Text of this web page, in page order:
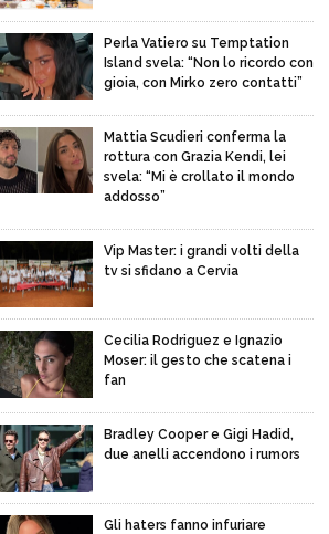
Perla Vatiero su Temptation
Island svela: “Non lo ricordo con
gioia, con Mirko zero contatti”
Mattia Scudieri conferma la
rottura con Grazia Kendi, lei
svela: “Mi è crollato il mondo
addosso”
Vip Master: i grandi volti della
tv si sfidano a Cervia
Cecilia Rodriguez e Ignazio
Moser: il gesto che scatena i
fan
Bradley Cooper e Gigi Hadid,
due anelli accendono i rumors
Gli haters fanno infuriare